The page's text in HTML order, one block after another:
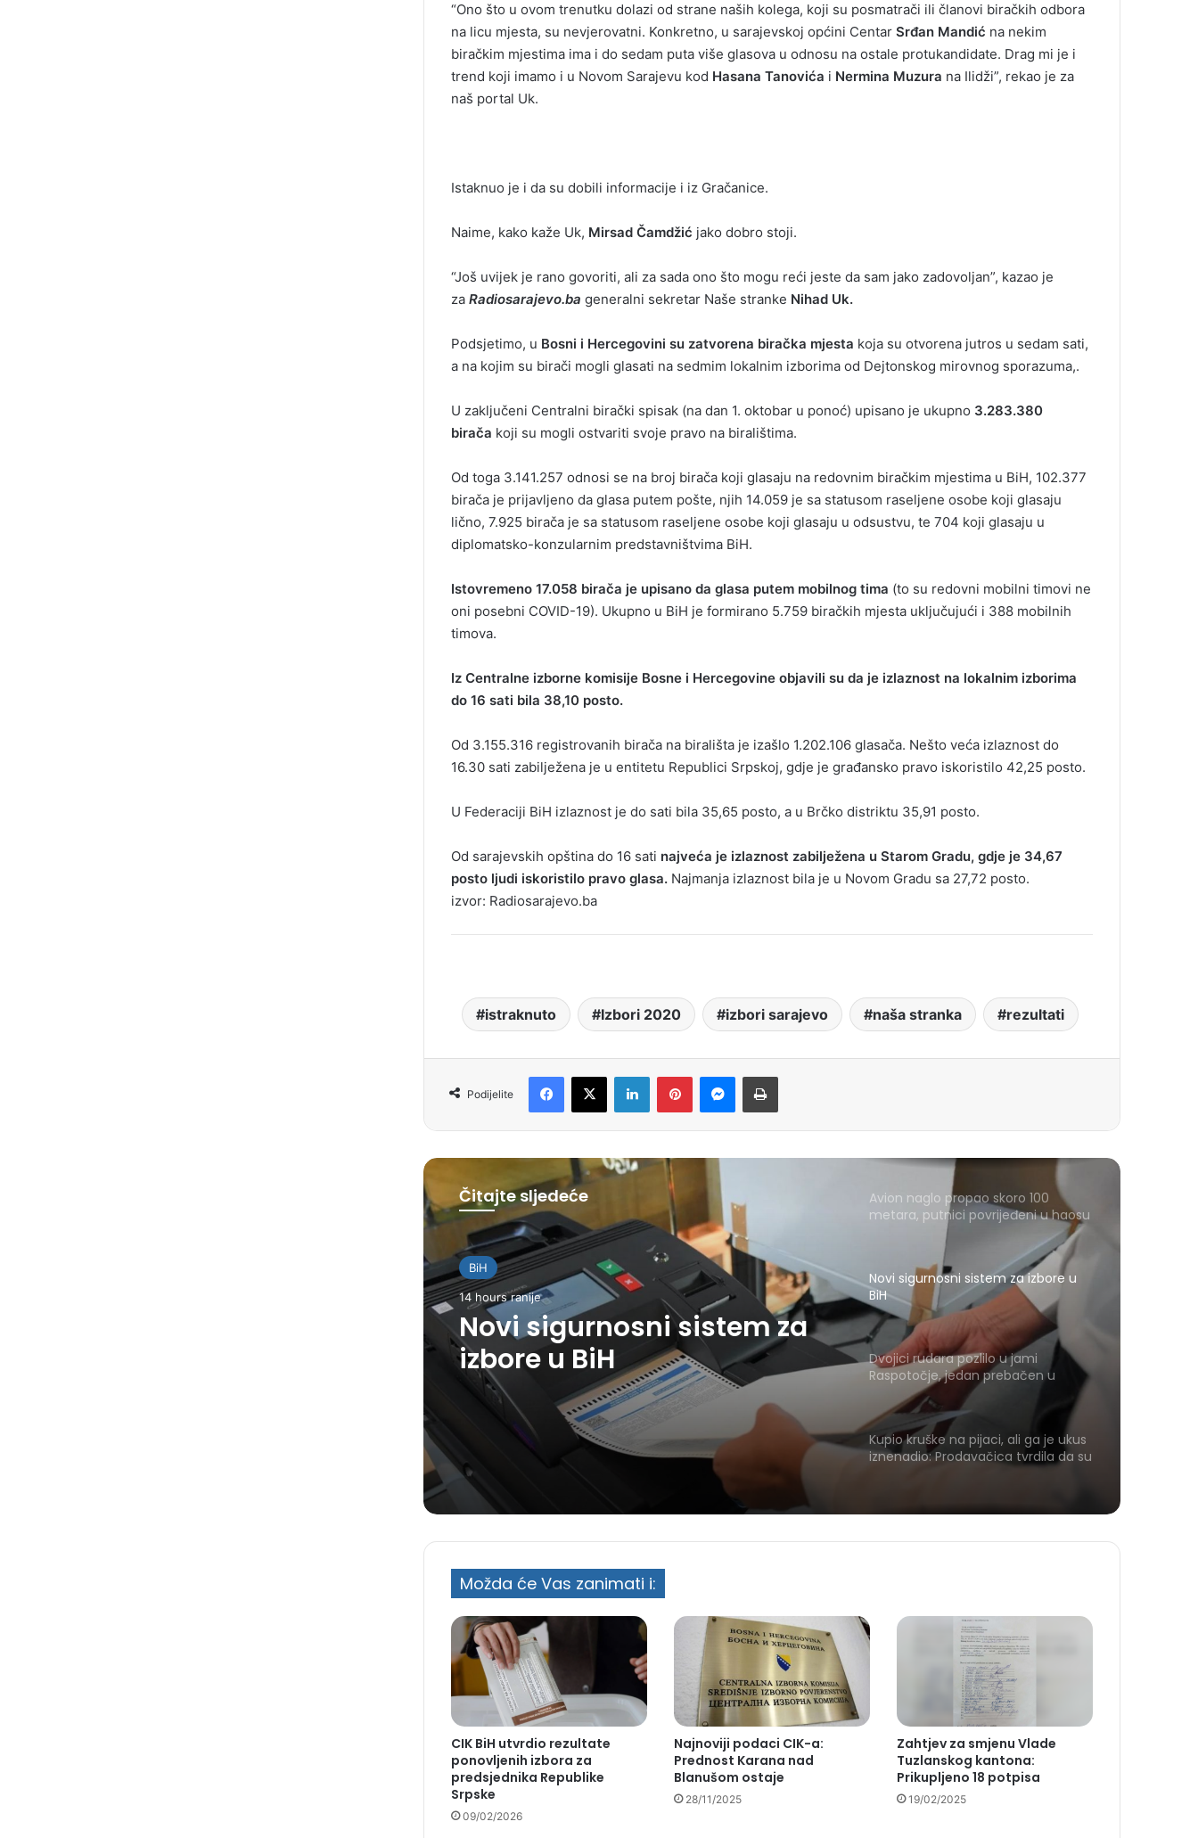
“Ono što u ovom trenutku dolazi od strane naših kolega, koji su posmatrači ili članovi biračkih odbora
na licu mjesta, su nevjerovatni. Konkretno, u sarajevskoj općini Centar Srđan Mandić na nekim
biračkim mjestima ima i do sedam puta više glasova u odnosu na ostale protukandidate. Drag mi je i
trend koji imamo i u Novom Sarajevu kod Hasana Tanovića i Nermina Muzura na Ilidži”, rekao je za
naš portal Uk.
Istaknuo je i da su dobili informacije i iz Gračanice.
Naime, kako kaže Uk, Mirsad Čamdžić jako dobro stoji.
“Još uvijek je rano govoriti, ali za sada ono što mogu reći jeste da sam jako zadovoljan”, kazao je
za Radiosarajevo.ba generalni sekretar Naše stranke Nihad Uk.
Podsjetimo, u Bosni i Hercegovini su zatvorena biračka mjesta koja su otvorena jutros u sedam sati,
a na kojim su birači mogli glasati na sedmim lokalnim izborima od Dejtonskog mirovnog sporazuma,.
U zaključeni Centralni birački spisak (na dan 1. oktobar u ponoć) upisano je ukupno 3.283.380
birača koji su mogli ostvariti svoje pravo na biralištima.
Od toga 3.141.257 odnosi se na broj birača koji glasaju na redovnim biračkim mjestima u BiH, 102.377
birača je prijavljeno da glasa putem pošte, njih 14.059 je sa statusom raseljene osobe koji glasaju
lično, 7.925 birača je sa statusom raseljene osobe koji glasaju u odsustvu, te 704 koji glasaju u
diplomatsko-konzularnim predstavništvima BiH.
Istovremeno 17.058 birača je upisano da glasa putem mobilnog tima (to su redovni mobilni timovi ne
oni posebni COVID-19). Ukupno u BiH je formirano 5.759 biračkih mjesta uključujući i 388 mobilnih
timova.
Iz Centralne izborne komisije Bosne i Hercegovine objavili su da je izlaznost na lokalnim izborima
do 16 sati bila 38,10 posto.
Od 3.155.316 registrovanih birača na birališta je izašlo 1.202.106 glasača. Nešto veća izlaznost do
16.30 sati zabilježena je u entitetu Republici Srpskoj, gdje je građansko pravo iskoristilo 42,25 posto.
U Federaciji BiH izlaznost je do sati bila 35,65 posto, a u Brčko distriktu 35,91 posto.
Od sarajevskih opština do 16 sati najveća je izlaznost zabilježena u Starom Gradu, gdje je 34,67
posto ljudi iskoristilo pravo glasa. Najmanja izlaznost bila je u Novom Gradu sa 27,72 posto.
izvor: Radiosarajevo.ba
istraknuto Izbori 2020 izbori sarajevo naša stranka rezultati
Podijelite
Čitajte sljedeće
BiH
14 hours ranije
Novi sigurnosni sistem za
izbore u BiH
Avion naglo propao skoro 100
metara, putnici povrijeđeni u haosu
Novi sigurnosni sistem za izbore u
BiH
Dvojici rudara pozlilo u jami
Raspotočje, jedan prebačen u
bolnicu
Kupio kruške na pijaci, ali ga je ukus
iznenadio: Prodavačica tvrdila da su
Možda će Vas zanimati i:
CIK BiH utvrdio rezultate
ponovljenih izbora za
predsjednika Republike
Srpske
09/02/2026
Najnoviji podaci CIK-a:
Prednost Karana nad
Blanušom ostaje
28/11/2025
Zahtjev za smjenu Vlade
Tuzlanskog kantona:
Prikupljeno 18 potpisa
19/02/2025